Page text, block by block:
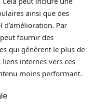
ainsi que des
Par
fournir des
qui génèrent le plus de
internes vers ces
moins performant.